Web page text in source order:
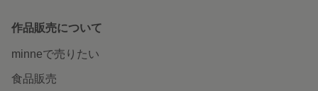
作品販売について
minneで売りたい
食品販売